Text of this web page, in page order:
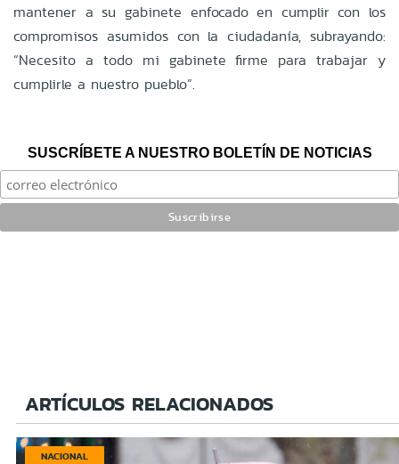
mantener a su gabinete enfocado en cumplir con los
compromisos asumidos con la ciudadanía, subrayando:
“Necesito a todo mi gabinete firme para trabajar y
cumplirle a nuestro pueblo”.
SUSCRÍBETE A NUESTRO BOLETÍN DE NOTICIAS
ARTÍCULOS RELACIONADOS
NACIONAL